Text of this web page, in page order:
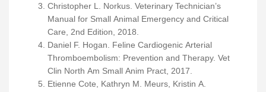
Christopher L. Norkus. Veterinary Technician’s
Manual for Small Animal Emergency and Critical
Care, 2nd Edition, 2018.
Daniel F. Hogan. Feline Cardiogenic Arterial
Thromboembolism: Prevention and Therapy. Vet
Clin North Am Small Anim Pract, 2017.
Etienne Cote, Kathryn M. Meurs, Kristin A.